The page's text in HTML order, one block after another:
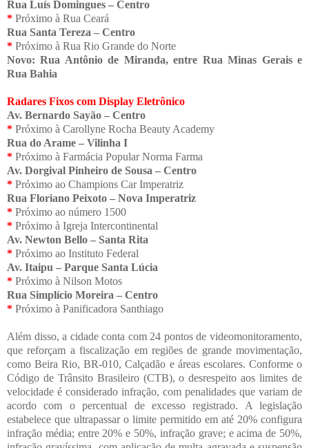
Rua Luís Domingues – Centro
* Próximo à Rua Ceará
Rua Santa Tereza – Centro
* Próximo à Rua Rio Grande do Norte
Novo: Rua Antônio de Miranda, entre Rua Minas Gerais e
Rua Bahia
Radares Fixos com Display Eletrônico
Av. Bernardo Sayão – Centro
* Próximo à Carollyne Rocha Beauty Academy
Rua do Arame – Vilinha I
* Próximo à Farmácia Popular Norma Farma
Av. Dorgival Pinheiro de Sousa – Centro
* Próximo ao Champions Car Imperatriz
Rua Floriano Peixoto – Nova Imperatriz
* Próximo ao número 1500
* Próximo à Igreja Intercontinental
Av. Newton Bello – Santa Rita
* Próximo ao Instituto Federal
Av. Itaipu – Parque Santa Lúcia
* Próximo à Nilson Motos
Rua Simplício Moreira – Centro
* Próximo à Panificadora Santhiago
Além disso, a cidade conta com 24 pontos de videomonitoramento,
que reforçam a fiscalização em regiões de grande movimentação,
como Beira Rio, BR-010, Calçadão e áreas escolares. Conforme o
Código de Trânsito Brasileiro (CTB), o desrespeito aos limites de
velocidade é considerado infração, com penalidades que variam de
acordo com o percentual de excesso registrado. A legislação
estabelece que ultrapassar o limite permitido em até 20% configura
infração média; entre 20% e 50%, infração grave; e acima de 50%,